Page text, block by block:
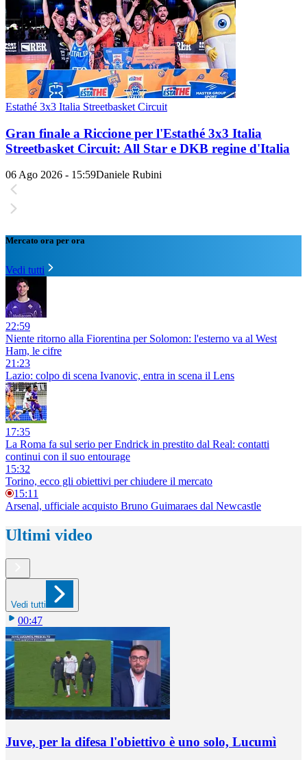
Estathé 3x3 Italia Streetbasket Circuit
Gran finale a Riccione per l'Estathé 3x3 Italia
Streetbasket Circuit: All Star e DKB regine d'Italia
06 Ago 2026 - 15:59Daniele Rubini
Mercato ora per ora
Vedi tutti
22:59
Niente ritorno alla Fiorentina per Solomon: l'esterno va al West
Ham, le cifre
21:23
Lazio: colpo di scena Ivanovic, entra in scena il Lens
17:35
La Roma fa sul serio per Endrick in prestito dal Real: contatti
continui con il suo entourage
15:32
Torino, ecco gli obiettivi per chiudere il mercato
15:11
Arsenal, ufficiale acquisto Bruno Guimaraes dal Newcastle
Ultimi video
Vedi tutti
00:47
Juve, per la difesa l'obiettivo è uno solo, Lucumì